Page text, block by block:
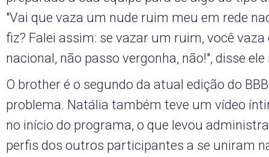
"Vai que vaza um nude ruim meu em rede
fiz? Falei assim: se vazar um ruim, você vaza
nacional, não passo vergonha, não!", disse
O brother é o segundo da atual edição do
problema. Natália também teve um vídeo
no início do programa, o que levou
perfis dos outros participantes a se uniram